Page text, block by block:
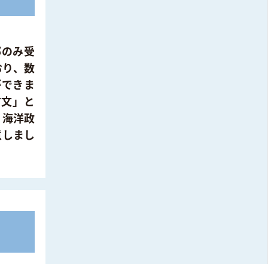
み受
、数
きま
」と
洋政
まし